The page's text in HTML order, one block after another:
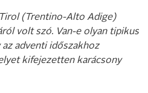
(Trentino-Alto Adige)
volt szó. Van-e olyan tipikus
adventi időszakhoz
kifejezetten karácsony